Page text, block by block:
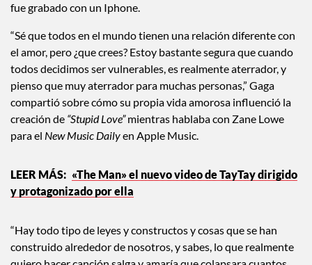
fue grabado con un Iphone.
“Sé que todos en el mundo tienen una relación diferente con
el amor, pero ¿que crees? Estoy bastante segura que cuando
todos decidimos ser vulnerables, es realmente aterrador, y
pienso que muy aterrador para muchas personas,” Gaga
compartió sobre cómo su propia vida amorosa influenció la
creación de “Stupid Love”mientras hablaba con Zane Lowe
para el New Music Dailyen Apple Music.
«The Man» el nuevo video de TayTay dirigido
y protagonizado por ella
“Hay todo tipo de leyes y constructos y cosas que se han
construido alrededor de nosotros, y sabes, lo que realmente